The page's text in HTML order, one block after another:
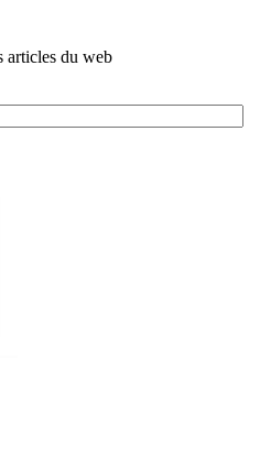
articles du web